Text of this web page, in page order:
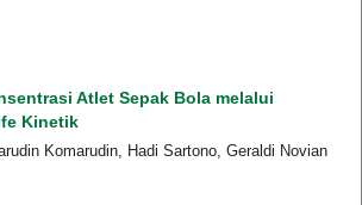
Atlet Sepak Bola melalui
Kinetik
Komarudin, Hadi Sartono, Geraldi Novian